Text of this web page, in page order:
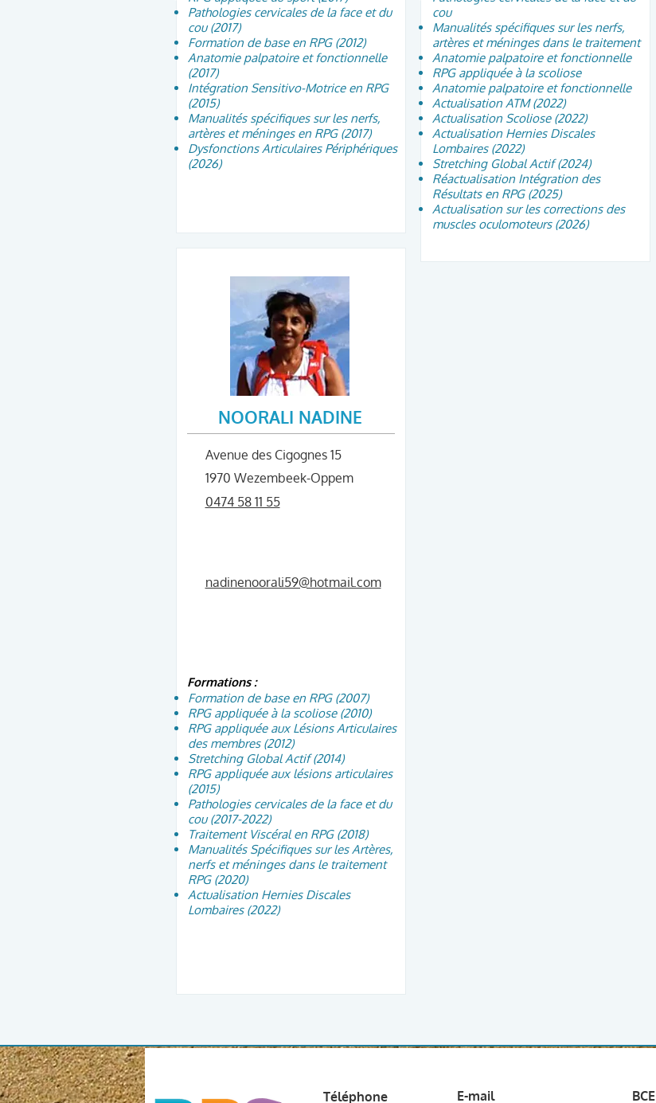
Pathologies cervicales de la face et du
cou (2017)
Formation de base en RPG (2012)
Anatomie palpatoire et fonctionnelle
(2017)
Intégration Sensitivo-Motrice en RPG
(2015)
Manualités spécifiques sur les nerfs,
artères et méninges en RPG (2017)
Dysfonctions Articulaires Périphériques
(2026)
NOORALI NADINE
Avenue des Cigognes 15
1970 Wezembeek-Oppem
0474 58 11 55
nadinenoorali59@hotmail.com
Formations :
Formation de base en RPG (2007)
RPG appliquée à la scoliose (2010)
RPG appliquée aux Lésions Articulaires
des membres (2012)
Stretching Global Actif (2014)
RPG appliquée aux lésions articulaires
(2015)
Pathologies cervicales de la face et du
cou (2017-2022)
Traitement Viscéral en RPG (2018)
Manualités Spécifiques sur les Artères,
nerfs et méninges dans le traitement
RPG (2020)
Actualisation Hernies Discales
Lombaires (2022)
cou
Manualités spécifiques sur les nerfs,
artères et méninges dans le traitement
Anatomie palpatoire et fonctionnelle
RPG appliquée à la scoliose
Anatomie palpatoire et fonctionnelle
Actualisation ATM (2022)
Actualisation Scoliose (2022)
Actualisation Hernies Discales
Lombaires (2022)
Stretching Global Actif (2024)
Réactualisation Intégration des
Résultats en RPG (2025)
Actualisation sur les corrections des
muscles oculomoteurs (2026)
Téléphone E-mail BCE